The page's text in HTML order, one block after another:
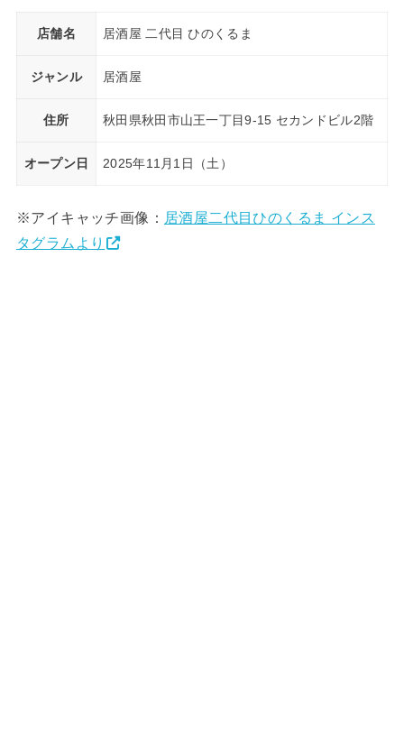
店舗名 居酒屋 二代目 ひのくるま
ジャンル 居酒屋
住所 秋田県秋田市山王一丁目9-15 セカンドビル2階
オープン日 2025年11月1日（土）
※アイキャッチ画像： 居酒屋二代目ひのくるま インス
タグラムより